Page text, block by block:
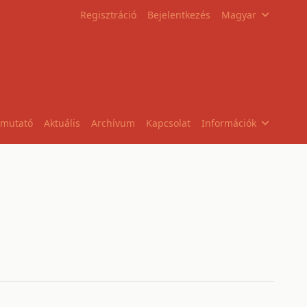
Regisztráció Bejelentkezés Magyar
Aktuális Archívum Kapcsolat Információk